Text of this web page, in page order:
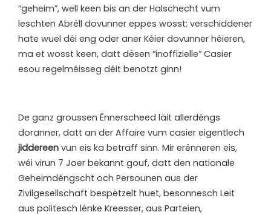
“geheim”, well keen bis an der Halschecht vum
leschten Abrëll dovunner eppes wosst; verschiddener
hate wuel déi eng oder aner Kéier dovunner héieren,
ma et wosst keen, datt dësen “inoffizielle” Casier
esou regelméisseg déit benotzt ginn!
De ganz groussen Ënnerscheed läit allerdéngs
doranner, datt an der Affaire vum casier eigentlech
jiddereen vun eis ka betraff sinn. Mir erënneren eis,
wéi virun 7 Joer bekannt gouf, datt den nationale
Geheimdéngscht och Persounen aus der
Zivilgesellschaft bespëtzelt huet, besonnesch Leit
aus politesch lénke Kreesser, aus Parteien,